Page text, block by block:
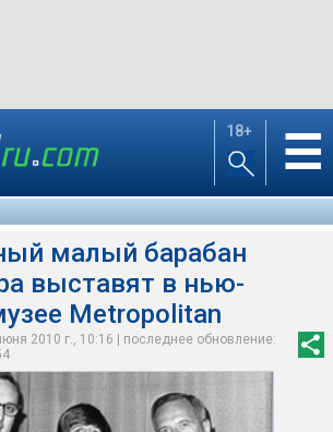
18+ ☰
малый барабан
выставят в нью-
Metropolitan
2010 г., 10:16 | последнее обновление: